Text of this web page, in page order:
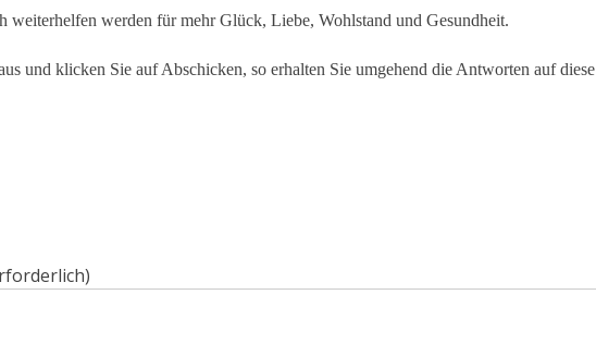
weiterhelfen werden für mehr Glück, Liebe, Wohlstand und Gesundheit.
und klicken Sie auf Abschicken, so erhalten Sie umgehend die Antworten auf diese